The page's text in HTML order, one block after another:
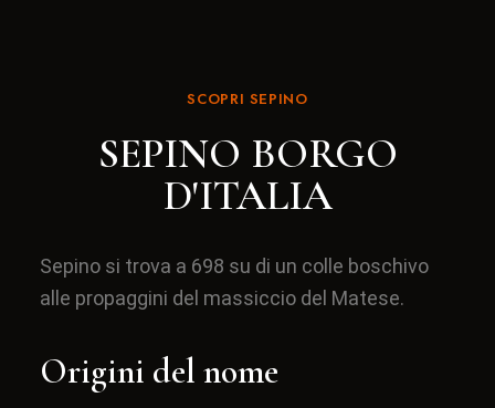
SCOPRI SEPINO
SEPINO BORGO
D'ITALIA
Sepino si trova a 698 su di un colle boschivo
alle propaggini del massiccio del Matese.
Origini del nome